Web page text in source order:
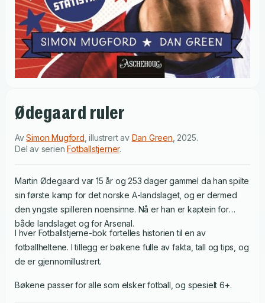
Ødegaard ruler
AvSimon Mugford ,illustrert av Dan Green 2025.
Del av serienFotballstjerner.
Martin Ødegaard var 15 år og 253 dager gammel da han spilte
sin første kamp for det norske A-landslaget, og er dermed
den yngste spilleren noensinne. Nå er han er kaptein for
både landslaget og for Arsenal.
I hver Fotballstjerne-bok fortelles historien til en av
fotballheltene. I tillegg er bøkene fulle av fakta, tall og tips, og
de er gjennomillustrert.
Bøkene passer for alle som elsker fotball, og spesielt 6+.